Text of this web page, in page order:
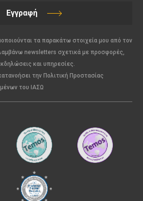
Εγγραφή
τα παρακάτω στοιχεία μου από τον
newsletters σχετικά με προσφορές,
και υπηρεσίες.
την Πολιτική Προστασίας
του ΙΑΣΩ